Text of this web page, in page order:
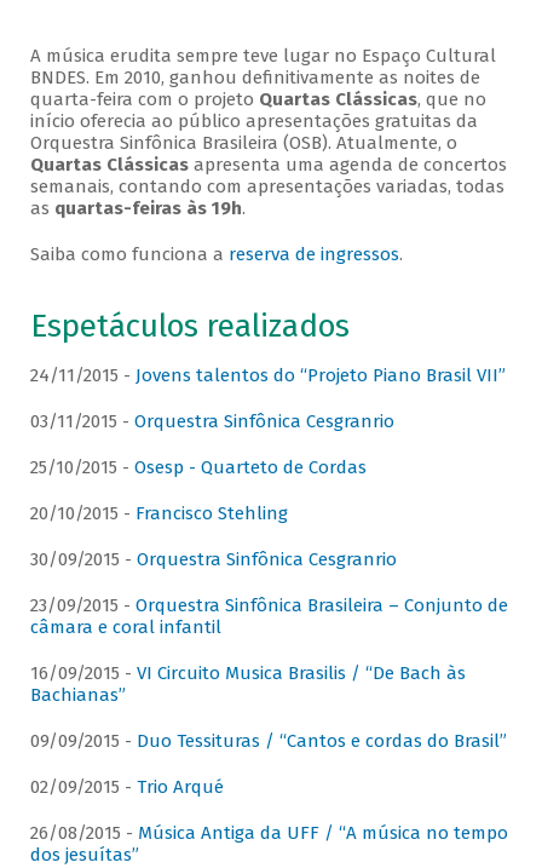
A música erudita sempre teve lugar no Espaço Cultural
BNDES. Em 2010, ganhou definitivamente as noites de
quarta-feira com o projeto Quartas Clássicas, que no
início oferecia ao público apresentações gratuitas da
Orquestra Sinfônica Brasileira (OSB). Atualmente, o
Quartas Clássicasapresenta uma agenda de concertos
semanais, contando com apresentações variadas, todas
as quartas-feiras às 19h.
Saiba como funciona a reserva de ingressos.
Espetáculos realizados
24/11/2015 - Jovens talentos do “Projeto Piano Brasil VII”
03/11/2015 - Orquestra Sinfônica Cesgranrio
25/10/2015 - Osesp - Quarteto de Cordas
20/10/2015 - Francisco Stehling
30/09/2015 - Orquestra Sinfônica Cesgranrio
23/09/2015 - Orquestra Sinfônica Brasileira – Conjunto de
câmara e coral infantil
16/09/2015 - VI Circuito Musica Brasilis / “De Bach às
Bachianas”
09/09/2015 - Duo Tessituras / “Cantos e cordas do Brasil”
02/09/2015 - Trio Arqué
26/08/2015 - Música Antiga da UFF / “A música no tempo
dos jesuítas”